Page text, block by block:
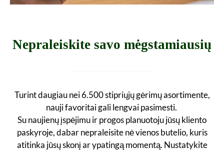
Nepraleiskite savo mėgstamiausių
Turint daugiau nei 6.500 stipriųjų gėrimų asortimente,
nauji favoritai gali lengvai pasimesti.
Su naujienų įspėjimu ir progos planuotoju jūsų kliento
paskyroje, dabar nepraleisite nė vienos butelio, kuris
atitinka jūsų skonį ar ypatingą momentą. Nustatykite